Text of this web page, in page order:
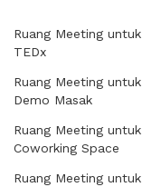
Ruang Meeting untuk
TEDx
Ruang Meeting untuk
Demo Masak
Ruang Meeting untuk
Coworking Space
Ruang Meeting untuk